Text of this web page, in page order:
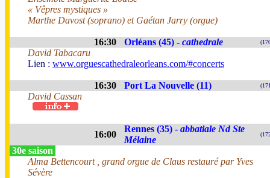
« Vêpres mystiques »
Marthe Davost (soprano) et Gaétan Jarry (orgue)
16:30 Orléans (45) - cathedrale
David Tabacaru
Lien : www.orguescathedraleorleans.com/#concerts
16:30 Port La Nouvelle (11)
David Cassan
16:00
Rennes (35) - abbatiale Nd Ste
Mélaine
30e saison
Alma Bettencourt , grand orgue de Claus restauré par Yves
Sévère